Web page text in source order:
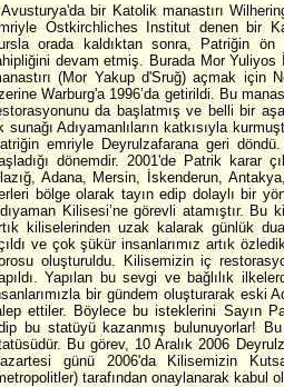
Avusturya'da bir Katolik manastırı
Ostkirchliches Institut denen bir
orada kaldıktan sonra, Patriğin ön
devam etmiş. Burada Mor
(Mor Yakup d'Sruğ) açmak için
Warburg'a 1996’da getirildi. Bu
da başlatmış ve belli bir
sunağı Adıyamanlıların katkısıyla
emriyle Deyrulzafarana geri
dönemdir. 2001'de Patrik karar
Adana, Mersin, İskenderun,
bölge olarak tayın edip dolaylı bir
Kilisesi’ne görevli atamıştır. Bu
kiliselerinden uzak kalarak günlük
ve çok şükür insanlarımız artık
oluşturuldu. Kilisemizin iç
Yapılan bu sevgi ve bağlılık
bir gündem oluşturarak eski
ettiler. Böylece bu isteklerini Sayın
bu statüyü kazanmış bulunuyorlar!
Bu görev, 10 Aralık 2006
günü 2006'da Kilisemizin
tarafından onaylanarak kabul